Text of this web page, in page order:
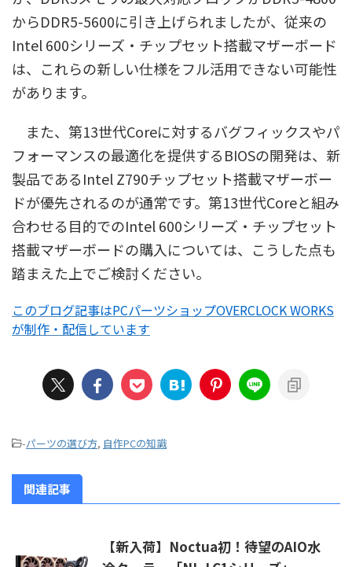
からDDR5-5600に引き上げられましたが、従来の
Intel 600シリーズ・チップセット搭載マザーボード
は、これらの新しい仕様をフル活用できない可能性
があります。
また、第13世代Coreに対するバグフィックスやパ
フォーマンスの最適化を提供するBIOSの開発は、新
製品であるIntel Z790チップセット搭載マザーボー
ドが優先されるのが通常です。第13世代Coreと組み
合わせる目的でのIntel 600シリーズ・チップセット
搭載マザーボードの購入については、こうした点も
踏まえた上でご検討ください。
このブログ記事はPCパーツショップOVERCLOCK WORKS
が制作・配信しています
-パーツの選び方, 自作PCの知識
関連記事
【新入荷】Noctua初！待望のAIO水